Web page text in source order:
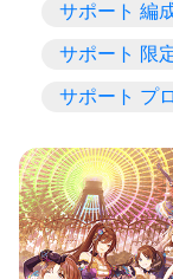
サポート 編
サポート 限
サポート プ